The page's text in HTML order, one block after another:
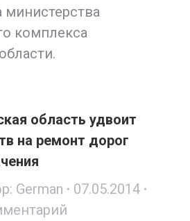
министерства
комплекса
область удвоит
на ремонт дорог
German
07.05.2014